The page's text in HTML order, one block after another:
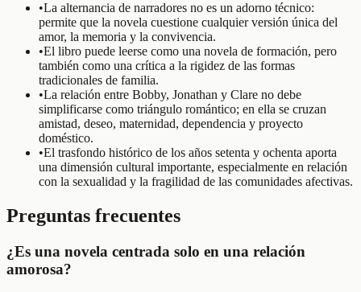
•La alternancia de narradores no es un adorno técnico:
permite que la novela cuestione cualquier versión única del
amor, la memoria y la convivencia.
•El libro puede leerse como una novela de formación, pero
también como una crítica a la rigidez de las formas
tradicionales de familia.
•La relación entre Bobby, Jonathan y Clare no debe
simplificarse como triángulo romántico; en ella se cruzan
amistad, deseo, maternidad, dependencia y proyecto
doméstico.
•El trasfondo histórico de los años setenta y ochenta aporta
una dimensión cultural importante, especialmente en relación
con la sexualidad y la fragilidad de las comunidades afectivas.
Preguntas frecuentes
¿Es una novela centrada solo en una relación
amorosa?